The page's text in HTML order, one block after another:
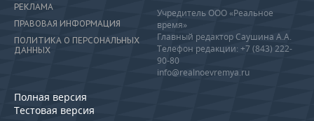
РЕКЛАМА
ПРАВОВАЯ ИНФОРМАЦИЯ
ПОЛИТИКА О ПЕРСОНАЛЬНЫХ
ДАННЫХ
Полная версия
Тестовая версия
Учредитель ООО «Реальное
время»
Главный редактор Саушина А.А.
Телефон редакции: +7 (843) 222-
90-80
info@realnoevremya.ru